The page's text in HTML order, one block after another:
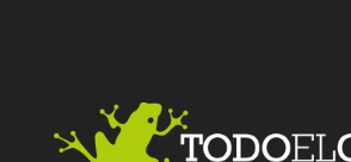
Facebook